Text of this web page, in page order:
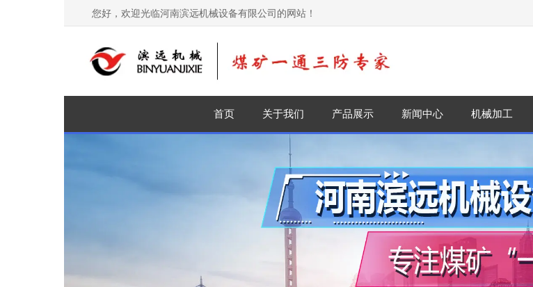
您好，欢迎光临河南滨远机械设备有限公司的网站！
首页 关于我们 产品展示 新闻中心 机械加工